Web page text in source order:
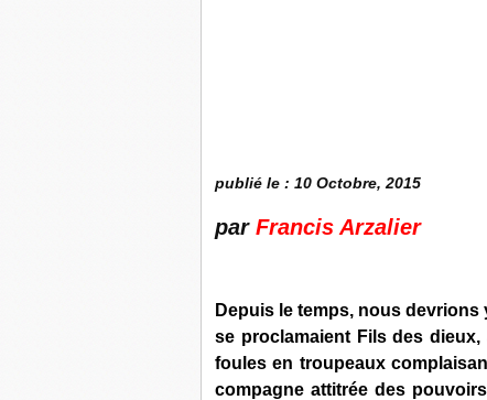
publié le : 10 Octobre, 2015
par Francis Arzalier
Depuis le temps, nous
se proclamaient Fils des
foules en troupeaux
compagne attitrée des